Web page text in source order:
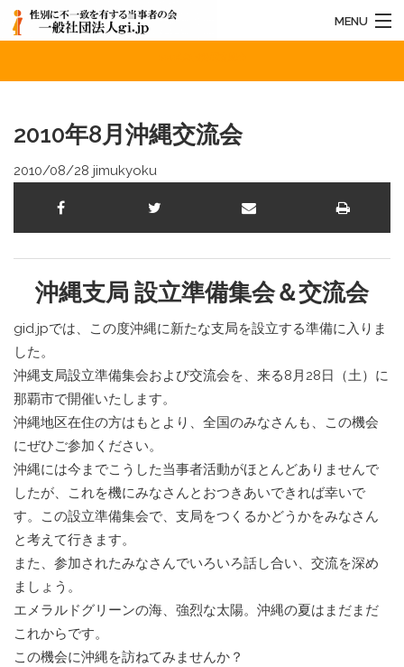
MENU
お知らせ
活動内容
2010年8月沖縄交流会
2010/08/28 jimukyoku
沖縄支局 設立準備集会＆交流会
gid.jpでは、この度沖縄に新たな支局を設立する準備に入りま
した。
沖縄支局設立準備集会および交流会を、来る8月28日（土）に
那覇市で開催いたします。
沖縄地区在住の方はもとより、全国のみなさんも、この機会
にぜひご参加ください。
沖縄には今までこうした当事者活動がほとんどありませんで
したが、これを機にみなさんとおつきあいできれば幸いで
す。この設立準備集会で、支局をつくるかどうかをみなさん
と考えて行きます。
また、参加されたみなさんでいろいろ話し合い、交流を深め
ましょう。
エメラルドグリーンの海、強烈な太陽。沖縄の夏はまだまだ
これからです。
この機会に沖縄を訪ねてみませんか？